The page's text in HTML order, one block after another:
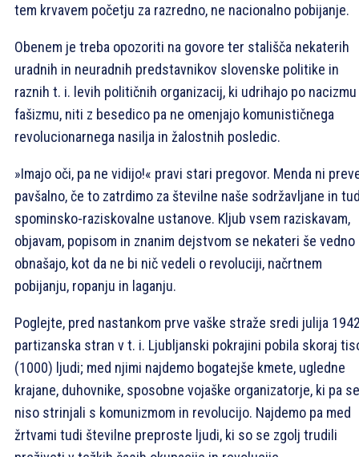
tem krvavem početju za razredno, ne nacionalno pobijanje.
Obenem je treba opozoriti na govore ter stališča nekaterih
uradnih in neuradnih predstavnikov slovenske politike in
raznih t. i. levih političnih organizacij, ki udrihajo po
fašizmu, niti z besedico pa ne omenjajo komunističnega
revolucionarnega nasilja in žalostnih posledic.
»Imajo oči, pa ne vidijo!« pravi stari pregovor. Menda ni
pavšalno, če to zatrdimo za številne naše sodržavljane in
spominsko-raziskovalne ustanove. Kljub vsem raziskavam,
objavam, popisom in znanim dejstvom se nekateri še vedno
obnašajo, kot da ne bi nič vedeli o revoluciji, načrtnem
pobijanju, ropanju in laganju.
Poglejte, pred nastankom prve vaške straže sredi julija
partizanska stran v t. i. Ljubljanski pokrajini pobila skoraj
(1000) ljudi; med njimi najdemo bogatejše kmete, ugledne
krajane, duhovnike, sposobne vojaške organizatorje, ki pa se
niso strinjali s komunizmom in revolucijo. Najdemo pa med
žrtvami tudi številne preproste ljudi, ki so se zgolj trudili